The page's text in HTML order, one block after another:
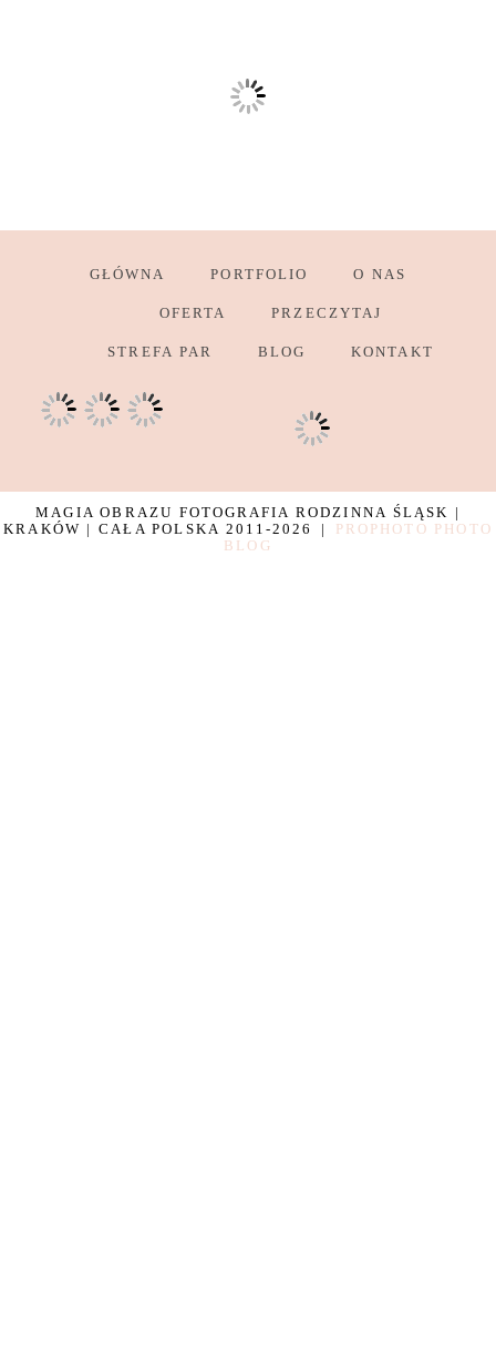
GŁÓWNA PORTFOLIO O NAS
OFERTA PRZECZYTAJ
STREFA PAR BLOG KONTAKT
MAGIA OBRAZU FOTOGRAFIA RODZINNA ŚLĄSK |
KRAKÓW | CAŁA POLSKA 2011-2026
|
PROPHOTO PHOTO
BLOG